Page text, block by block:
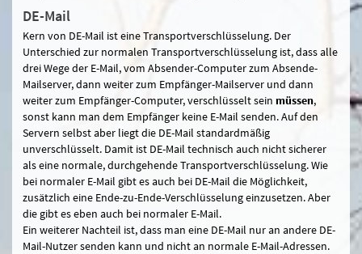
DE-Mail
Kern von DE-Mail ist eine Transportverschlüsselung. Der
Unterschied zur normalen Transportverschlüsselung ist, dass alle
drei Wege der E-Mail, vom Absender-Computer zum Absende-
Mailserver, dann weiter zum Empfänger-Mailserver und dann
weiter zum Empfänger-Computer, verschlüsselt sein müssen,
sonst kann man dem Empfänger keine E-Mail senden. Auf den
Servern selbst aber liegt die DE-Mail standardmäßig
unverschlüsselt. Damit ist DE-Mail technisch auch nicht sicherer
als eine normale, durchgehende Transportverschlüsselung. Wie
bei normaler E-Mail gibt es auch bei DE-Mail die Möglichkeit,
zusätzlich eine Ende-zu-Ende-Verschlüsselung einzusetzen. Aber
die gibt es eben auch bei normaler E-Mail.
Ein weiterer Nachteil ist, dass man eine DE-Mail nur an andere DE-
Mail-Nutzer senden kann und nicht an normale E-Mail-Adressen.